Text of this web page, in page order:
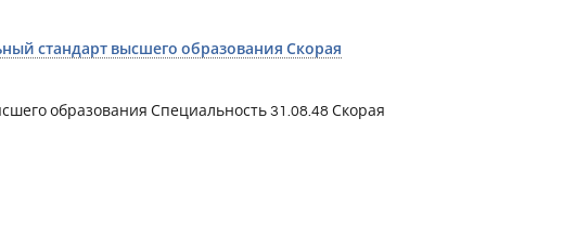
стандарт высшего образования Скорая
образования Специальность 31.08.48 Скорая